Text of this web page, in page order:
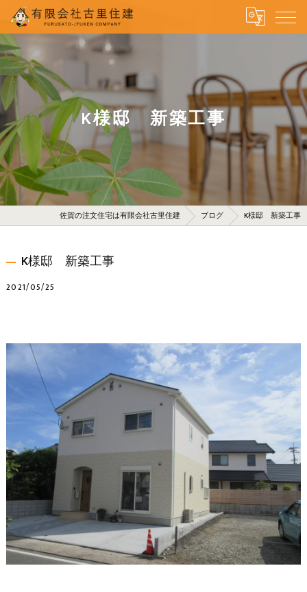
K様邸 新築工事
佐賀の注文住宅は有限会社古里住建 ブログ K様邸 新築工事
K様邸 新築工事
2021/05/25